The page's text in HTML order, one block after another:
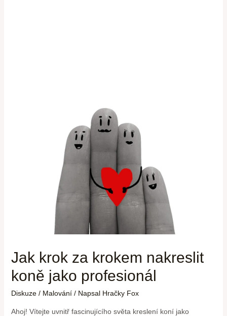
Jak krok za krokem nakreslit
koně jako profesionál
Diskuze / Malování/ Napsal Hračky Fox
Ahoj! Vítejte uvnitř fascinujícího světa kreslení koní jako